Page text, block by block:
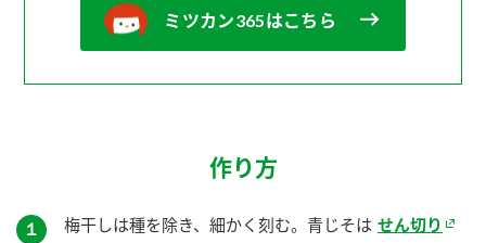
ミツカン365はこちら
作り方
１ 梅干しは種を除き、細かく刻む。青じそは せん切り